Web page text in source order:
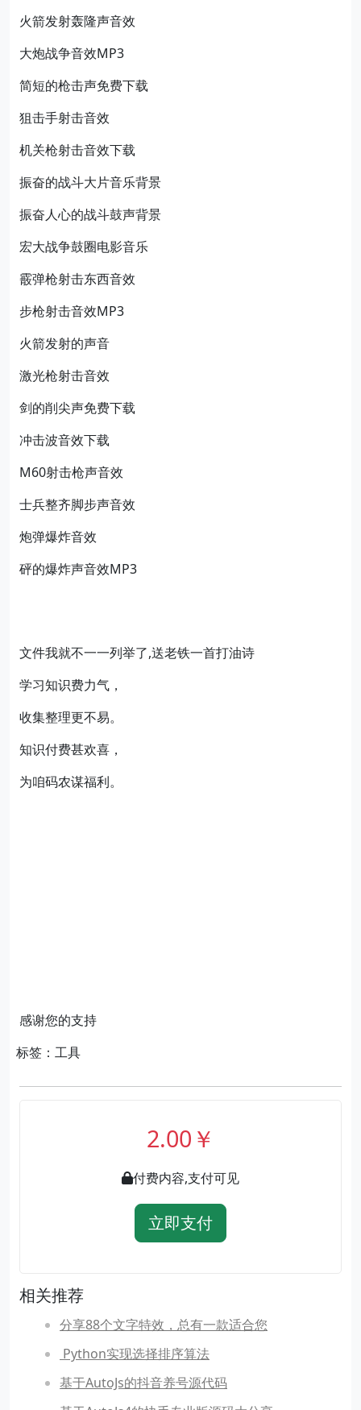
火箭发射轰隆声音效
大炮战争音效MP3
简短的枪击声免费下载
狙击手射击音效
机关枪射击音效下载
振奋的战斗大片音乐背景
振奋人心的战斗鼓声背景
宏大战争鼓圈电影音乐
霰弹枪射击东西音效
步枪射击音效MP3
火箭发射的声音
激光枪射击音效
剑的削尖声免费下载
冲击波音效下载
M60射击枪声音效
士兵整齐脚步声音效
炮弹爆炸音效
砰的爆炸声音效MP3
文件我就不一一列举了,送老铁一首打油诗
学习知识费力气，
收集整理更不易。
知识付费甚欢喜，
为咱码农谋福利。
感谢您的支持
标签：工具
2.00￥
付费内容,支付可见
立即支付
相关推荐
分享88个文字特效，总有一款适合您
​ Python实现选择排序算法
基于AutoJs的抖音养号源代码